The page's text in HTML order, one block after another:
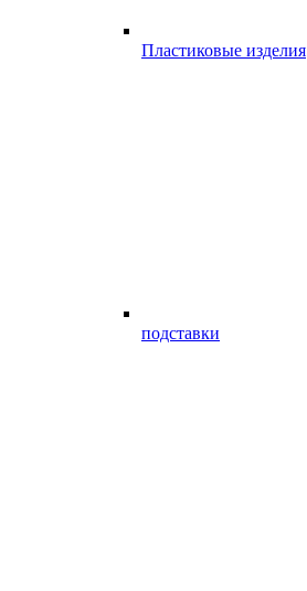
Пластиковые изделия
подставки